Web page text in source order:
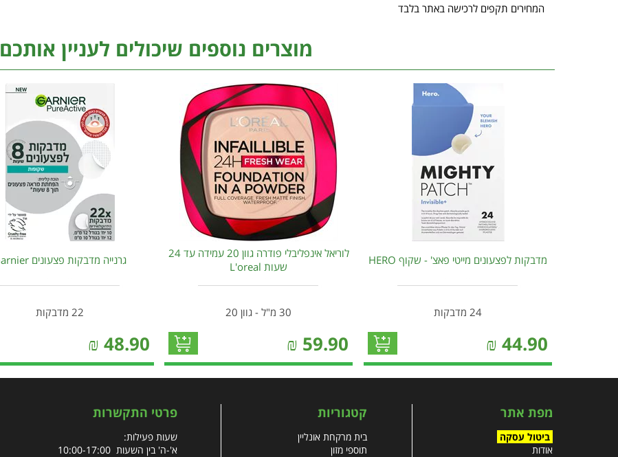
המחירים תקפים לרכישה באתר בלבד
מוצרים נוספים שיכולים לעניין אותכם
מדבקות לפצעונים מייטי פאצ' - שקוף HERO
24 מדבקות
44.90
₪
לוריאל אינפליבלי פודרה גוון 20 עמידה עד 24
שעות L'oreal
30 מ"ל - גוון 20
59.90
₪
גרנייה מדבקות פצעונים Garnier
22 מדבקות
48.90
₪
מפת אתר
ביטול עסקה
אודות
קטגוריות
בית מרקחת אונליין
תוספי מזון
פרטי התקשרות
שעות פעילות:
א'-ה' בין השעות 10:00-17:00